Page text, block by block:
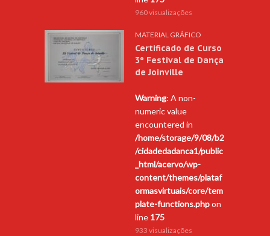
960 visualizações
MATERIAL GRÁFICO
Certificado de Curso
3º Festival de Dança
de Joinville
Warning: A non-
numeric value
encountered in
/home/storage/9/08/b2
/cidadedadanca1/public
_html/acervo/wp-
content/themes/plataf
ormasvirtuais/core/tem
plate-functions.phpon
line 175
933 visualizações